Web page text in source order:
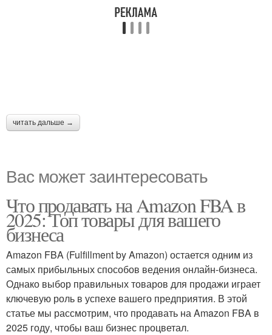
читать дальше →
Вас может заинтересовать
Что продавать на Amazon FBA в
2025: Топ товары для вашего
бизнеса
Amazon FBA (Fulfillment by Amazon) остается одним из
самых прибыльных способов ведения онлайн-бизнеса.
Однако выбор правильных товаров для продажи играет
ключевую роль в успехе вашего предприятия. В этой
статье мы рассмотрим, что продавать на Amazon FBA в
2025 году, чтобы ваш бизнес процветал.